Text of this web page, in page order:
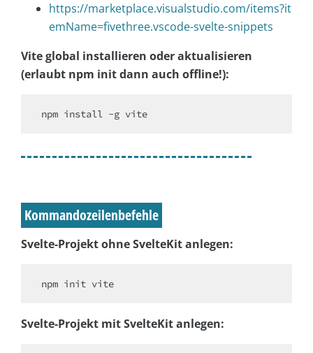
https://marketplace.visualstudio.com/items?it
emName=fivethree.vscode-svelte-snippets
Vite global installieren oder aktualisieren
(erlaubt npm init dann auch offline!):
npm install -g vite
Kommandozeilenbefehle
Svelte-Projekt ohne SvelteKit anlegen:
npm init vite
Svelte-Projekt mit SvelteKit anlegen: